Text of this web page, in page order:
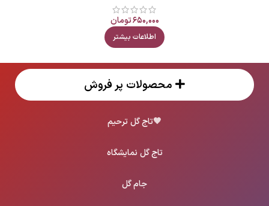
۶۵۰,۰۰۰تومان
اطلاعات بیشتر
محصولات پر فروش
🖤تاج گل ترحیم
تاج گل نمایشگاه
جام گل